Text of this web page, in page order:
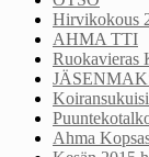
Hirvikokous
AHMA TTI
Ruokavieras
Ahma